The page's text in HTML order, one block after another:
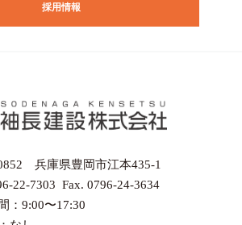
採用情報
兵庫県豊岡市江本435-1
22-7303 Fax. 0796-24-3634
：9:00〜17:30